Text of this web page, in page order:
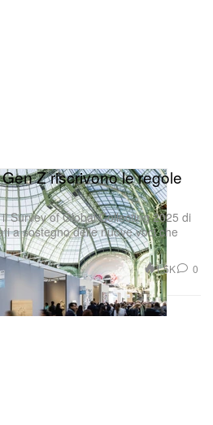
Z riscrivono le regole
Survey of Global Collecting 2025 di
a sostegno delle nuove voci che
1.5K 0